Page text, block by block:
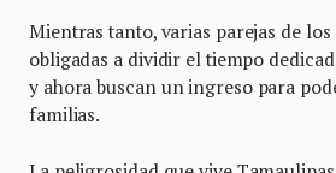
Mientras tanto, varias parejas de
obligadas a dividir el tiempo
y ahora buscan un ingreso para
familias.